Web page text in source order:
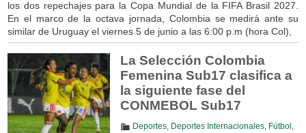
los dos repechajes para la Copa Mundial de la FIFA Brasil 2027.
En el marco de la octava jornada, Colombia se medirá ante su
similar de Uruguay el viernes 5 de junio a las 6:00 p.m (hora Col),
La Selección Colombia
Femenina Sub17 clasifica a
la siguiente fase del
CONMEBOL Sub17
Deportes, Deportes Internacionales, Fútbol